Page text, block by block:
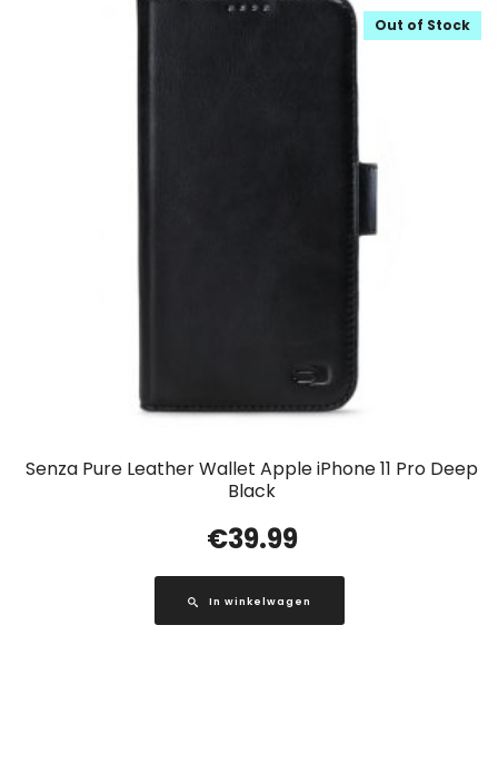
Senza Pure Leather Wallet Apple iPhone 11 Pro Deep
Black
Out of Stock
€39.99
In winkelwagen